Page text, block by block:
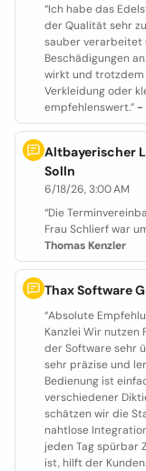
“Ich habe das
der Qualität sehr
sauber verarbeitet
Beschädigungen
wirkt und trotzdem
Verkleidung oder
empfehlenswert.” -
Altbayerischer
Solln
6/18/26, 3:00 AM
“Die
Frau Schlierf war
Thomas Kenzler
Thax Software
“Absolute
Kanzlei Wir nutzen
der Software sehr
sehr präzise und
Bedienung ist
verschiedener
schätzen wir die
nahtlose
jeden Tag spürbar
ist, hilft der